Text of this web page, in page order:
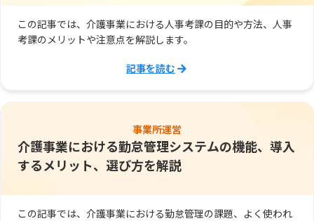
この記事では、介護事業における人事考課の目的や方法、人事
考課のメリットや注意点を解説します。
記事を読む
事業所運営
介護事業における勤怠管理システムの機能、導入
するメリット、選び方を解説
この記事では、介護事業における勤怠管理の課題、よく使われ